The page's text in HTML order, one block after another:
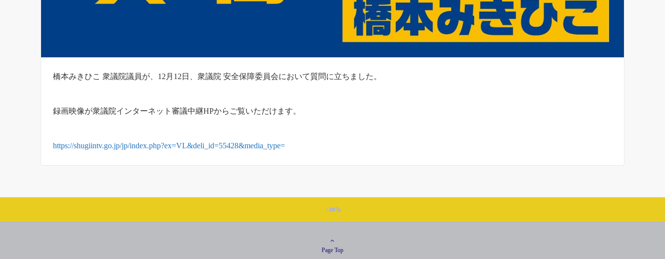
橋本みきひこ 衆議院議員が、12月12日、衆議院 安全保障委員会において質問に立ちました。
録画映像が衆議院インターネット審議中継HPからご覧いただけます。
https://shugiintv.go.jp/jp/index.php?ex=VL&deli_id=55428&media_type=
Page Top